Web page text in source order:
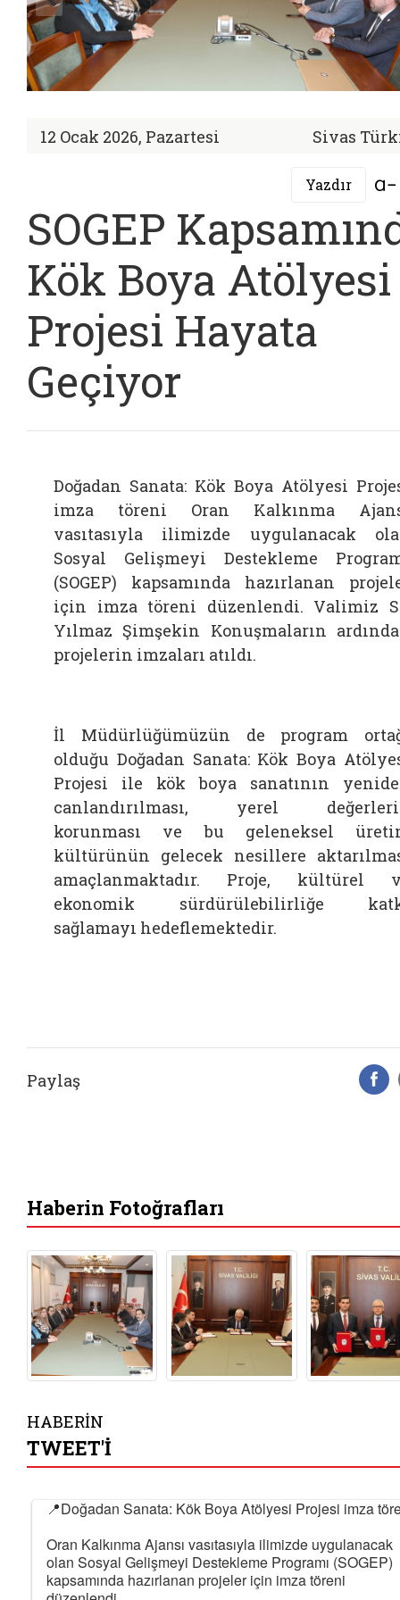
12 Ocak 2026, Pazartesi Sivas
Yazdır
SOGEP
Kök Boya Atölyesi
Projesi Hayata
Geçiyor
Doğadan Sanata: Kök Boya Atölyesi
imza töreni Oran Kalkınma
vasıtasıyla ilimizde uygulanacak
Sosyal Gelişmeyi Destekleme
(SOGEP) kapsamında hazırlanan
için imza töreni düzenlendi. Valimiz
Yılmaz Şimşekin Konuşmaların
projelerin imzaları atıldı.
İl Müdürlüğümüzün de program
olduğu Doğadan Sanata: Kök Boya
Projesi ile kök boya sanatının
canlandırılması, yerel
korunması ve bu geleneksel
kültürünün gelecek nesillere
amaçlanmaktadır. Proje, kültürel
ekonomik sürdürülebilirliğe
sağlamayı hedeflemektedir.
Paylaş
Haberin Fotoğrafları
HABERİN
TWEET'İ
📍Doğadan Sanata: Kök Boya Atölyesi Projesi imza
Oran Kalkınma Ajansı vasıtasıyla ilimizde uygulanacak
olan Sosyal Gelişmeyi Destekleme Programı (SOGEP)
kapsamında hazırlanan projeler için imza töreni